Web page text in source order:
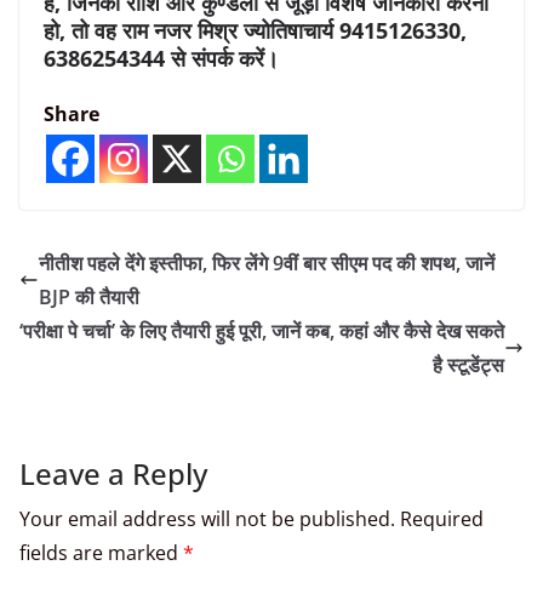
हो, तो वह राम नजर मिश्र ज्योतिषाचार्य 9415126330,
6386254344 से संपर्क करें।
Share
नीतीश पहले देंगे इस्तीफा, फिर लेंगे 9वीं बार सीएम पद की शपथ, जानें
BJP की तैयारी
‘परीक्षा पे चर्चा’ के लिए तैयारी हुई पूरी, जानें कब, कहां और कैसे देख सकते
है स्टूडेंट्स
Leave a Reply
Your email address will not be published. Required
fields are marked *